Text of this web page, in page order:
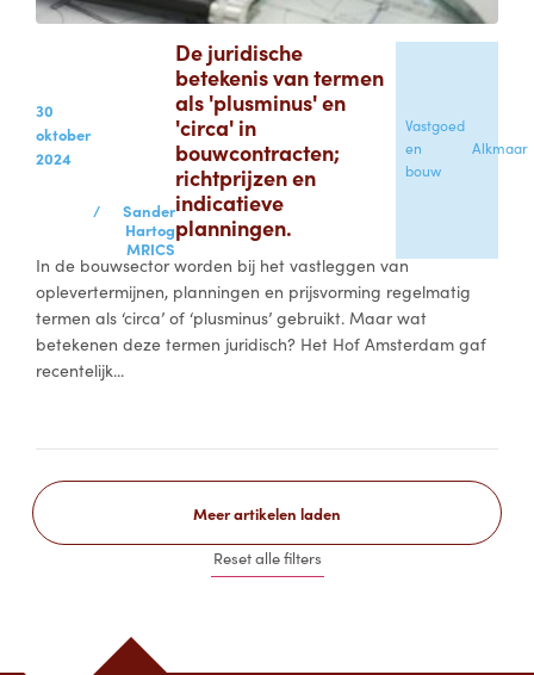
30
oktober
2024
/
Sander
Hartog
MRICS
De juridische
betekenis van termen
als 'plusminus' en
'circa' in
bouwcontracten;
richtprijzen en
indicatieve
planningen.
Vastgoed
en
bouw
Alkmaar
In de bouwsector worden bij het vastleggen van
oplevertermijnen, planningen en prijsvorming regelmatig
termen als ‘circa’ of ‘plusminus’ gebruikt. Maar wat
betekenen deze termen juridisch? Het Hof Amsterdam gaf
recentelijk...
Meer artikelen laden
Reset alle filters